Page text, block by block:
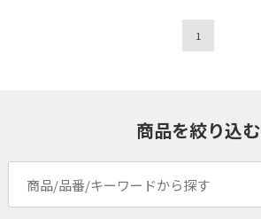
1
商品を絞り込む